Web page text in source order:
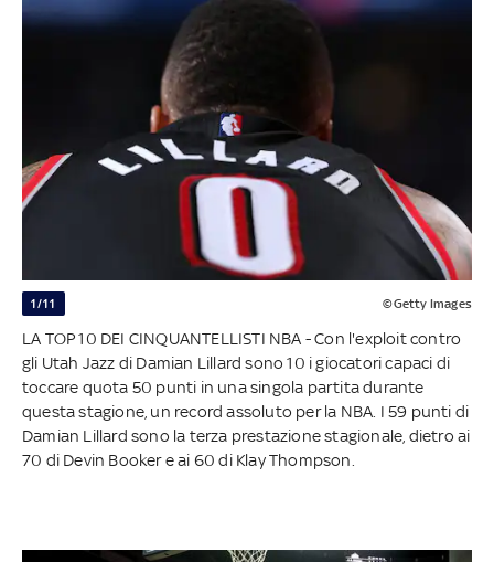
1/11 ©Getty Images
LA TOP 10 DEI CINQUANTELLISTI NBA - Con l'exploit contro
gli Utah Jazz di Damian Lillard sono 10 i giocatori capaci di
toccare quota 50 punti in una singola partita durante
questa stagione, un record assoluto per la NBA. I 59 punti di
Damian Lillard sono la terza prestazione stagionale, dietro ai
70 di Devin Booker e ai 60 di Klay Thompson.